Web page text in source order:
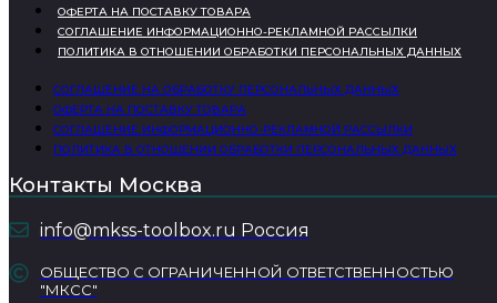
ОФЕРТА НА ПОСТАВКУ ТОВАРА
СОГЛАШЕНИЕ ИНФОРМАЦИОННО-РЕКЛАМНОЙ РАССЫЛКИ
ПОЛИТИКА В ОТНОШЕНИИ ОБРАБОТКИ ПЕРСОНАЛЬНЫХ ДАННЫХ
СОГЛАШЕНИЕ НА ОБРАБОТКУ ПЕРСОНАЛЬНЫХ ДАННЫХ
ОФЕРТА НА ПОСТАВКУ ТОВАРА
СОГЛАШЕНИЕ ИНФОРМАЦИОННО-РЕКЛАМНОЙ РАССЫЛКИ
ПОЛИТИКА В ОТНОШЕНИИ ОБРАБОТКИ ПЕРСОНАЛЬНЫХ ДАННЫХ
Контакты Москва
info@mkss-toolbox.ru Россия
ОБЩЕСТВО С ОГРАНИЧЕННОЙ ОТВЕТСТВЕННОСТЬЮ
"МКСС"